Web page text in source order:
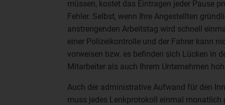
müssen, kostet das Eintragen jeder Pause
Fehler. Selbst, wenn Ihre Angestellten
anstrengenden Arbeitstag wird schnell
einer Polizeikontrolle und der Fahrer kann
vorweisen bzw. es befinden sich Lücken in
Mitarbeiter als auch Ihrem Unternehmen
Auch der administrative Aufwand für den
muss jedes Lenkprotokoll einmal